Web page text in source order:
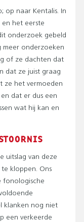
op naar Kentalis. In
het eerste
onderzoek gebeld
meer onderzoeken
of ze dachten dat
dat ze juist graag
ze het vermoeden
dat er dus een
wat hij kan en
uitslag van deze
kloppen. Ons
fonologische
klanken nog niet
een verkeerde